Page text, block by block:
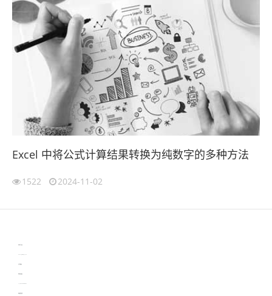
Excel 中将公式计算结果转换为纯数字的多种方法
1522 2024-11-02